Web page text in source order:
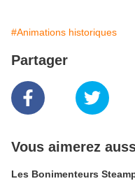
#Animations historiques
Partager
Vous aimerez
Les Bonimenteurs